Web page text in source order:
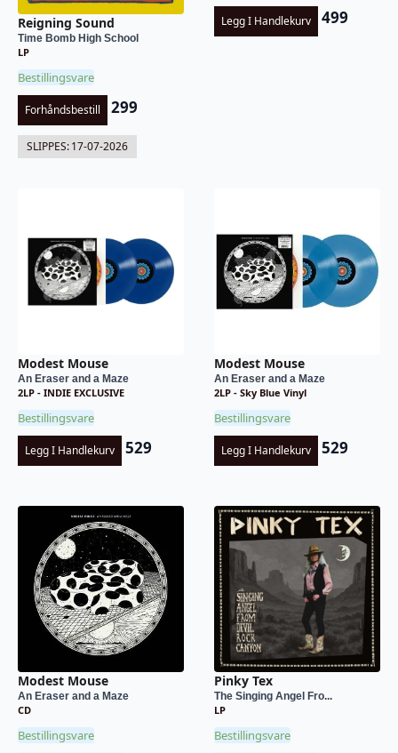
Reigning Sound
Time Bomb High School
LP
Bestillingsvare
Forhåndsbestill 299
SLIPPES:17-07-2026
Legg I Handlekurv 499
Modest Mouse
An Eraser and a Maze
2LP - INDIE EXCLUSIVE
Bestillingsvare
Legg I Handlekurv 529
Modest Mouse
An Eraser and a Maze
2LP - Sky Blue Vinyl
Bestillingsvare
Legg I Handlekurv 529
Modest Mouse
An Eraser and a Maze
CD
Bestillingsvare
Pinky Tex
The Singing Angel Fro...
LP
Bestillingsvare